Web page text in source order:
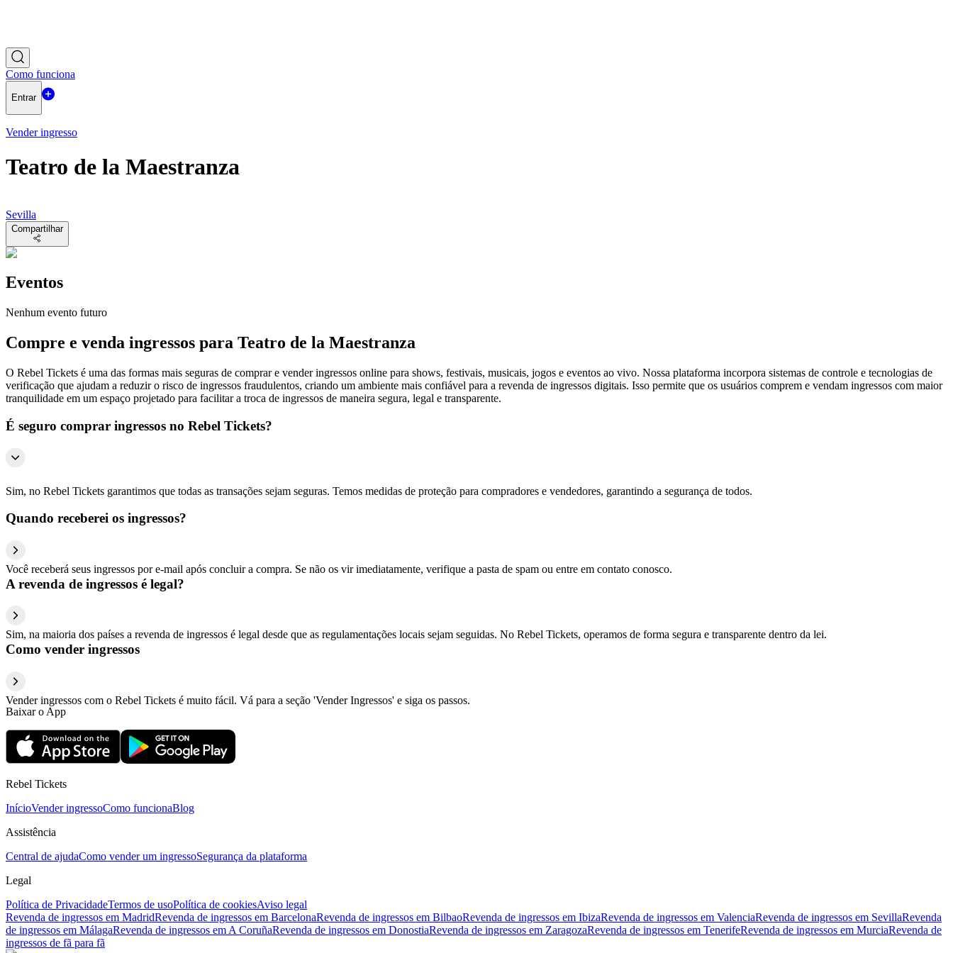
Como funciona
Entrar
Vender ingresso
Teatro de la Maestranza
Sevilla
Compartilhar
Eventos
Nenhum evento futuro
Compre e venda ingressos para Teatro de la Maestranza
O Rebel Tickets é uma das formas mais seguras de comprar e vender ingressos online para shows, festivais, musicais, jogos e eventos ao vivo. Nossa plataforma incorpora sistemas de controle e tecnologias de
verificação que ajudam a reduzir o risco de ingressos fraudulentos, criando um ambiente mais confiável para a revenda de ingressos digitais. Isso permite que os usuários comprem e vendam ingressos com maior
tranquilidade em um espaço projetado para facilitar a troca de ingressos de maneira segura, legal e transparente.
É seguro comprar ingressos no Rebel Tickets?
Sim, no Rebel Tickets garantimos que todas as transações sejam seguras. Temos medidas de proteção para compradores e vendedores, garantindo a segurança de todos.
Quando receberei os ingressos?
Você receberá seus ingressos por e-mail após concluir a compra. Se não os vir imediatamente, verifique a pasta de spam ou entre em contato conosco.
A revenda de ingressos é legal?
Sim, na maioria dos países a revenda de ingressos é legal desde que as regulamentações locais sejam seguidas. No Rebel Tickets, operamos de forma segura e transparente dentro da lei.
Como vender ingressos
Vender ingressos com o Rebel Tickets é muito fácil. Vá para a seção 'Vender Ingressos' e siga os passos.
Baixar o App
Rebel Tickets
InícioVender ingressoComo funcionaBlog
Assistência
Central de ajudaComo vender um ingressoSegurança da plataforma
Legal
Política de PrivacidadeTermos de usoPolítica de cookiesAviso legal
Revenda de ingressos em MadridRevenda de ingressos em BarcelonaRevenda de ingressos em BilbaoRevenda de ingressos em IbizaRevenda de ingressos em ValenciaRevenda de ingressos em SevillaRevenda
de ingressos em MálagaRevenda de ingressos em A CoruñaRevenda de ingressos em DonostiaRevenda de ingressos em ZaragozaRevenda de ingressos em TenerifeRevenda de ingressos em MurciaRevenda de
ingressos de fã para fã